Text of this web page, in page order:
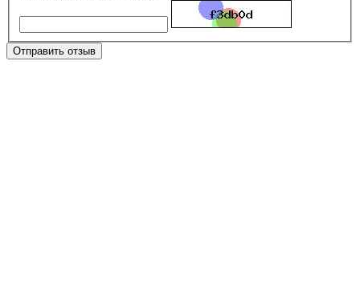
Отправить отзыв